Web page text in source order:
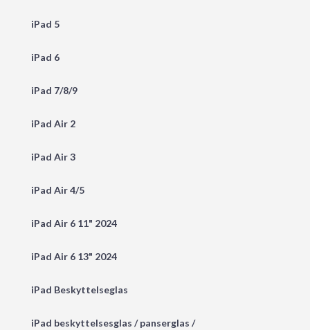
iPad 5
iPad 6
iPad 7/8/9
iPad Air 2
iPad Air 3
iPad Air 4/5
iPad Air 6 11" 2024
iPad Air 6 13" 2024
iPad Beskyttelseglas
iPad beskyttelsesglas / panserglas /